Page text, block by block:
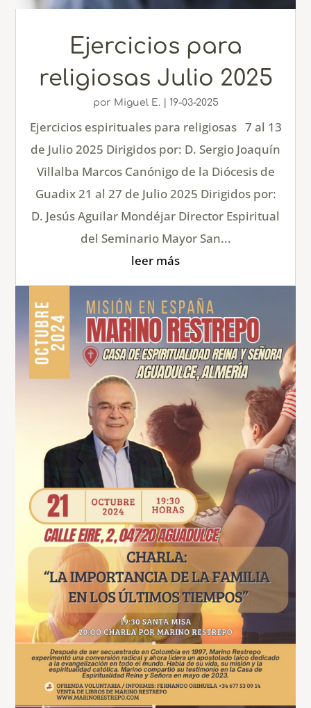
Ejercicios para
religiosas Julio 2025
por Miguel E.| 19-03-2025
Ejercicios espirituales para religiosas 7 al 13
de Julio 2025 Dirigidos por: D. Sergio Joaquín
Villalba Marcos Canónigo de la Diócesis de
Guadix 21 al 27 de Julio 2025 Dirigidos por:
D. Jesús Aguilar Mondéjar Director Espiritual
del Seminario Mayor San...
leer más